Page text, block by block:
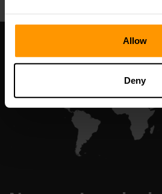
Allow
Deny